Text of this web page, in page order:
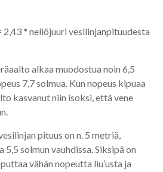
2,43 * neliöjuuri vesilinjanpituudesta
alkaa muodostua noin 6,5
7,7 solmua. Kun nopeus kipuaa
kasvanut niin isoksi, että vene
pituus on n. 5 metriä,
5,5 solmun vauhdissa. Siksipä on
vähän nopeutta liu’usta ja